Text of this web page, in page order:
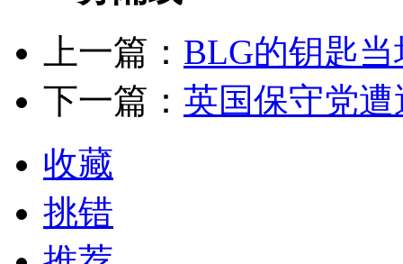
上一篇： BLG的钥匙
下一篇： 英国保守党
收藏
挑错